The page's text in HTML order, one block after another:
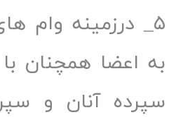
درزمینه وام
اعضا همچنان با
آنان و